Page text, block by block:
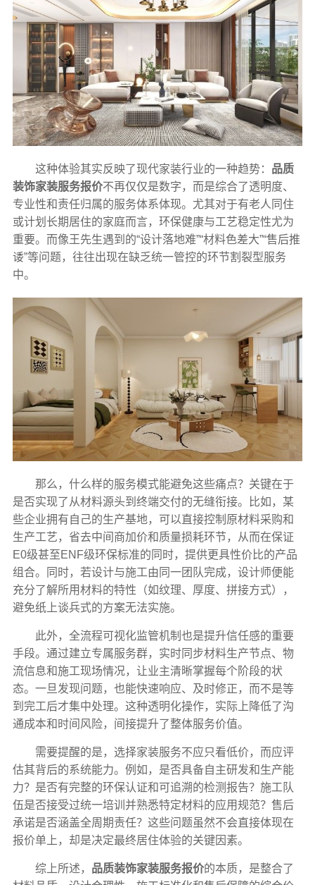
这种体验其实反映了现代家装行业的一种趋势： 品质
装饰家装服务报价不再仅仅是数字，而是综合了透明度、
专业性和责任归属的服务体系体现。尤其对于有老人同住
或计划长期居住的家庭而言，环保健康与工艺稳定性尤为
重要。而像王先生遇到的“设计落地难”“材料色差大”“售后推
诿”等问题，往往出现在缺乏统一管控的环节割裂型服务
中。
那么，什么样的服务模式能避免这些痛点？关键在于
是否实现了从材料源头到终端交付的无缝衔接。比如，某
些企业拥有自己的生产基地，可以直接控制原材料采购和
生产工艺，省去中间商加价和质量损耗环节，从而在保证
E0级甚至ENF级环保标准的同时，提供更具性价比的产品
组合。同时，若设计与施工由同一团队完成，设计师便能
充分了解所用材料的特性（如纹理、厚度、拼接方式），
避免纸上谈兵式的方案无法实施。
此外，全流程可视化监管机制也是提升信任感的重要
手段。通过建立专属服务群，实时同步材料生产节点、物
流信息和施工现场情况，让业主清晰掌握每个阶段的状
态。一旦发现问题，也能快速响应、及时修正，而不是等
到完工后才集中处理。这种透明化操作，实际上降低了沟
通成本和时间风险，间接提升了整体服务价值。
需要提醒的是，选择家装服务不应只看低价，而应评
估其背后的系统能力。例如，是否具备自主研发和生产能
力？是否有完整的环保认证和可追溯的检测报告？施工队
伍是否接受过统一培训并熟悉特定材料的应用规范？售后
承诺是否涵盖全周期责任？这些问题虽然不会直接体现在
报价单上，却是决定最终居住体验的关键因素。
综上所述， 品质装饰家装服务报价的本质，是整合了